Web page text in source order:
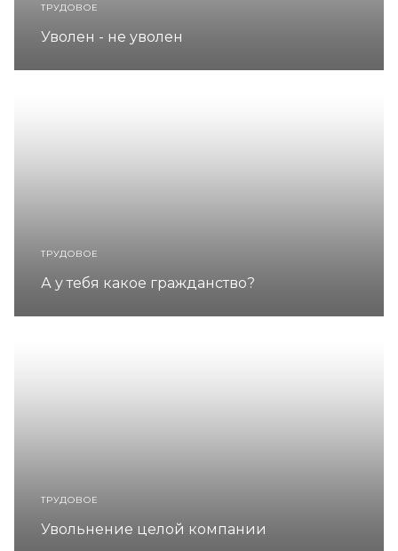
ТРУДОВОЕ
Уволен - не уволен
ТРУДОВОЕ
А у тебя какое гражданство?
ТРУДОВОЕ
Увольнение целой компании